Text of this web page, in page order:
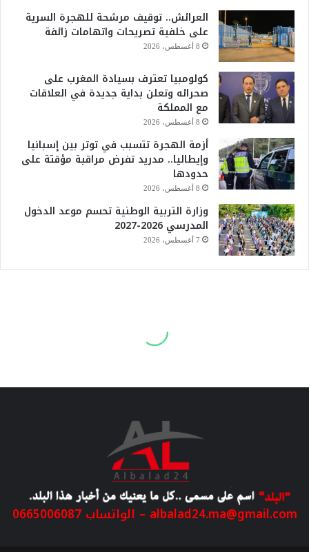
العرائش.. توقيف مرشحة للهجرة السرية
على خلفية تصريحات واتهامات زائفة
8 أغسطس، 2026
كولومبيا تعترف بسيادة المغرب على
صحرائه وتعلن بداية جديدة في العلاقات
مع المملكة
8 أغسطس، 2026
أزمة الهجرة تتسبب في توتر بين إسبانيا
وإيطاليا.. مدريد تفرض مراقبة مؤقتة على
حدودها
8 أغسطس، 2026
وزارة التربية الوطنية تحسم موعد الدخول
المدرسي 2026-2027
7 أغسطس، 2026
albalad24.ma@gmail.com – الواتساب 0665006087